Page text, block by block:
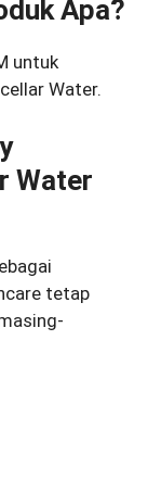
Apa?
untuk
Water.
Water
tetap